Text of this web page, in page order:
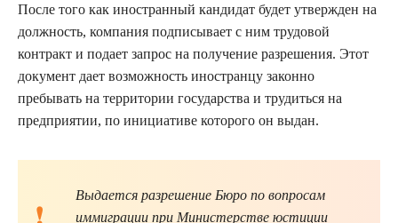
После того как иностранный кандидат будет утвержден на
должность, компания подписывает с ним трудовой
контракт и подает запрос на получение разрешения. Этот
документ дает возможность иностранцу законно
пребывать на территории государства и трудиться на
предприятии, по инициативе которого он выдан.
Выдается разрешение Бюро по вопросам
иммиграции при Министерстве юстиции